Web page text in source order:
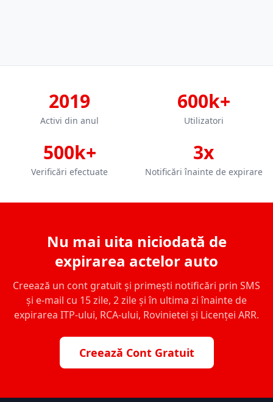
2019
Activi din anul
600k+
Utilizatori
500k+
Verificări efectuate
3x
Notificări înainte de expirare
Nu mai uita niciodată de
expirarea actelor auto
Creează un cont gratuit și primești notificări prin SMS
și e-mail cu 15 zile, 2 zile și în ultima zi înainte de
expirarea ITP-ului, RCA-ului, Rovinietei și Licenței ARR.
Creează Cont Gratuit